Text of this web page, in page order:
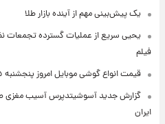
یک پیش‌بینی مهم از آینده بازار طلا
یحیی سریع از عملیات گسترده تجمعات
فیلم
قیمت انواع گوشی موبایل امروز پنجشنبه ۱۵ مرداد ۱۴۰۵ + جدول
گزارش جدید آسوشیتدپرس آسیب مغزی
ایران